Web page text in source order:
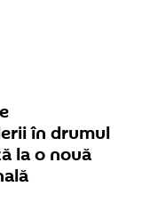
în drumul
la o nouă